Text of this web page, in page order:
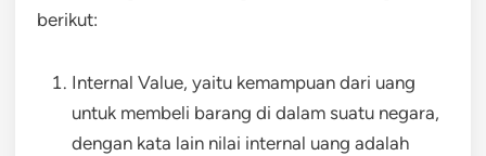
berikut:
Internal Value, yaitu kemampuan dari uang
untuk membeli barang di dalam suatu negara,
dengan kata lain nilai internal uang adalah